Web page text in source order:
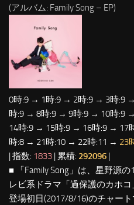
(アルバム: Family Song – EP)
0時:9 → 1時:9 → 2時:9 → 3時:9
時:9 → 8時:9 → 9時:9 → 10時:9
14時:9 → 15時:9 → 16時:9 → 17
時:8 → 21時:10 → 22時:11 → 23
| 指数: 1833 | 累積: 292096 |
■ 「Family Song」は、星野源
レビ系ドラマ「過保護のカホコ
登場初日(2017/8/16)のチャー